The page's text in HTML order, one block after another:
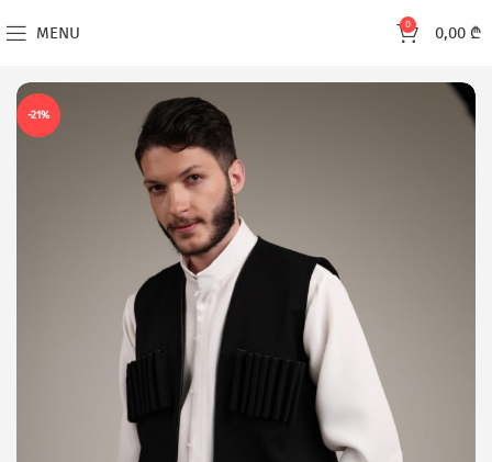
MENU 0 0,00 ₾
-21%